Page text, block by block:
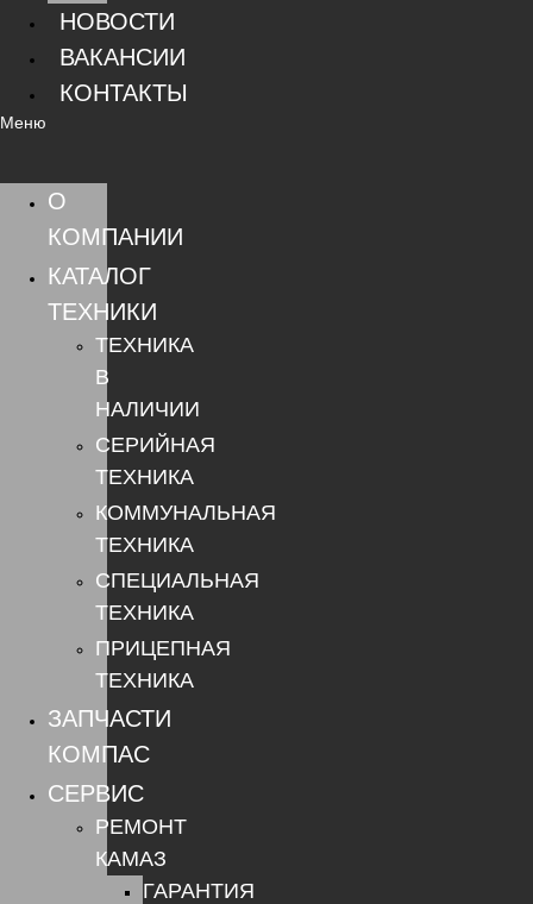
НОВОСТИ
ВАКАНСИИ
КОНТАКТЫ
Меню
О
КОМПАНИИ
КАТАЛОГ
ТЕХНИКИ
ТЕХНИКА
В
НАЛИЧИИ
СЕРИЙНАЯ
ТЕХНИКА
КОММУНАЛЬНАЯ
ТЕХНИКА
СПЕЦИАЛЬНАЯ
ТЕХНИКА
ПРИЦЕПНАЯ
ТЕХНИКА
ЗАПЧАСТИ
КОМПАС
СЕРВИС
РЕМОНТ
КАМАЗ
ГАРАНТИЯ